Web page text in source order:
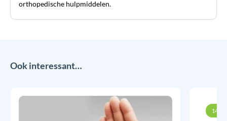
orthopedische hulpmiddelen.
Ook interessant…
14%